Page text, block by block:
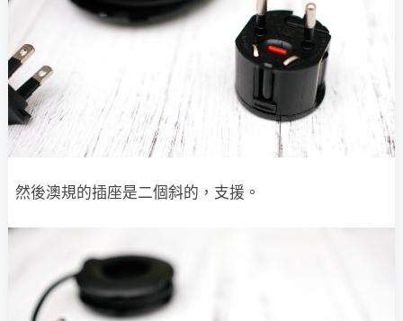
然後澳規的插座是二個斜的，支援。